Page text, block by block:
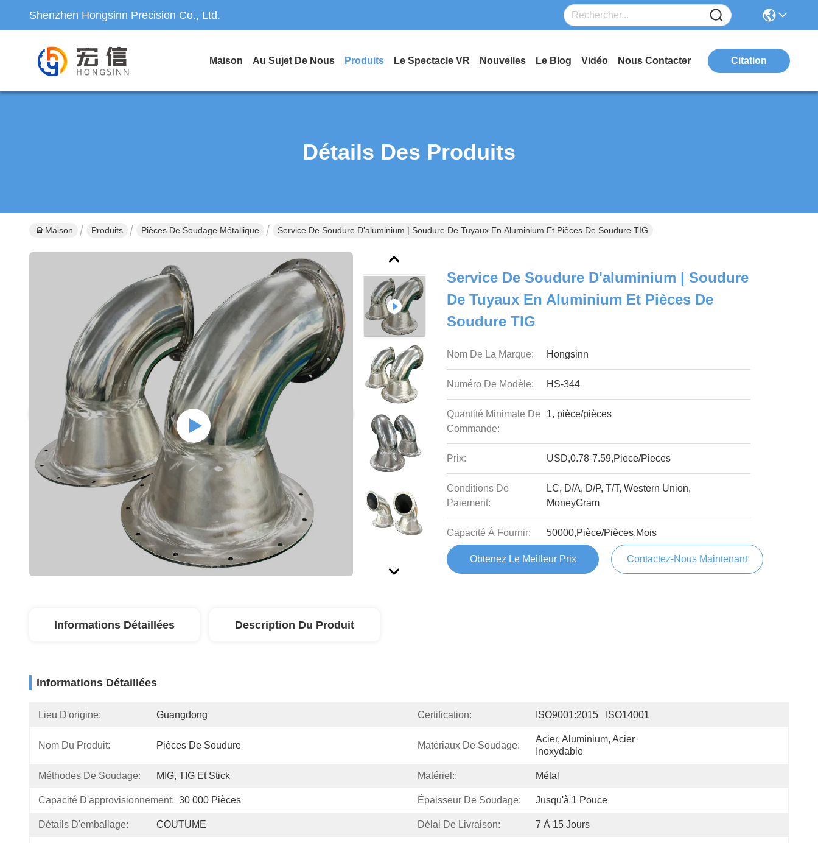
Shenzhen Hongsinn Precision Co., Ltd.
Maison Au Sujet De Nous Produits Le Spectacle VR Nouvelles Le Blog Vidéo Nous Contacter Citation
Détails Des Produits
Maison Produits Pièces De Soudage Métallique Service De Soudure D'aluminium | Soudure De Tuyaux En Aluminium Et Pièces De Soudure TIG
Service De Soudure D'aluminium | Soudure
De Tuyaux En Aluminium Et Pièces De
Soudure TIG
Nom De La Marque: Hongsinn
Numéro De Modèle: HS-344
Quantité Minimale De
Commande:
1, pièce/pièces
Prix: USD,0.78-7.59,Piece/Pieces
Conditions De
Paiement:
LC, D/A, D/P, T/T, Western Union,
MoneyGram
Capacité À Fournir: 50000,Pièce/Pièces,Mois
Obtenez Le Meilleur Prix Contactez-Nous Maintenant
Informations Détaillées Description Du Produit
Informations Détaillées
Lieu D'origine: Guangdong Certification: ISO9001:2015   ISO14001
Nom Du Produit: Pièces De Soudure Matériaux De Soudage:
Acier, Aluminium, Acier
Inoxydable
Méthodes De Soudage: MIG, TIG Et Stick Matériel:: Métal
Capacité D'approvisionnement: 30 000 Pièces Épaisseur De Soudage: Jusqu'à 1 Pouce
Détails D'emballage: COUTUME Délai De Livraison: 7 À 15 Jours